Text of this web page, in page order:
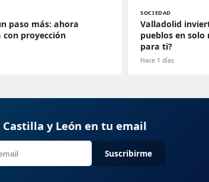
paso más: ahora
proyección
SOCIEDAD
Valladolid
pueblos en solo
para ti?
Hace 1 días
y León en tu email
Suscribirme